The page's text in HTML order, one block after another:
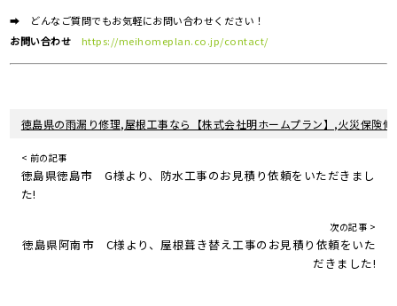
➡ どんなご質問でもお気軽にお問い合わせください！
お問い合わせ
https://meihomeplan.co.jp/contact/
徳島県の雨漏り修理,屋根工事なら【株式会社明ホームプラン】,火災保険修
< 前の記事
徳島県徳島市 G様より、防水工事のお見積り依頼をいただきまし
た!
次の記事 >
徳島県阿南市 C様より、屋根葺き替え工事のお見積り依頼をいた
だきました!